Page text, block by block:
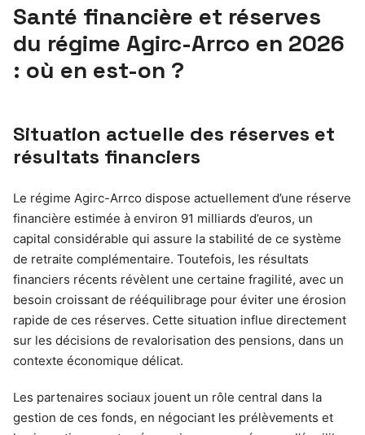
Santé financière et réserves
du régime Agirc-Arrco en 2026
: où en est-on ?
Situation actuelle des réserves et
résultats financiers
Le régime Agirc-Arrco dispose actuellement d’une réserve
financière estimée à environ 91 milliards d’euros, un
capital considérable qui assure la stabilité de ce système
de retraite complémentaire. Toutefois, les résultats
financiers récents révèlent une certaine fragilité, avec un
besoin croissant de rééquilibrage pour éviter une érosion
rapide de ces réserves. Cette situation influe directement
sur les décisions de revalorisation des pensions, dans un
contexte économique délicat.
Les partenaires sociaux jouent un rôle central dans la
gestion de ces fonds, en négociant les prélèvements et